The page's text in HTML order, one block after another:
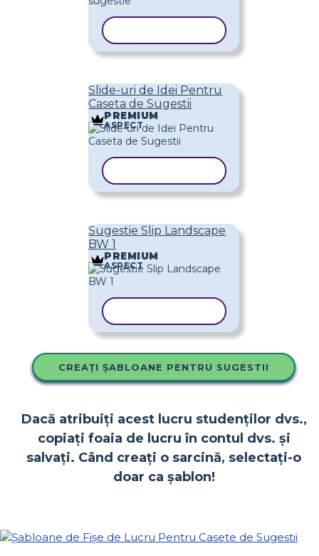
Slide-uri de Idei Pentru
Caseta de Sugestii
PREMIUM
ASPECT
Sugestie Slip Landscape
BW 1
PREMIUM
ASPECT
CREAȚI ȘABLOANE PENTRU SUGESTII
Dacă atribuiți acest lucru studenților dvs.,
copiați foaia de lucru în contul dvs. și
salvați. Când creați o sarcină, selectați-o
doar ca șablon!